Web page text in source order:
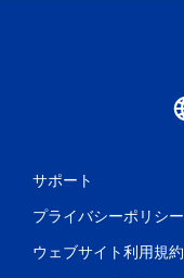
サポート
プライバシーポリシー
ウェブサイト利用規約